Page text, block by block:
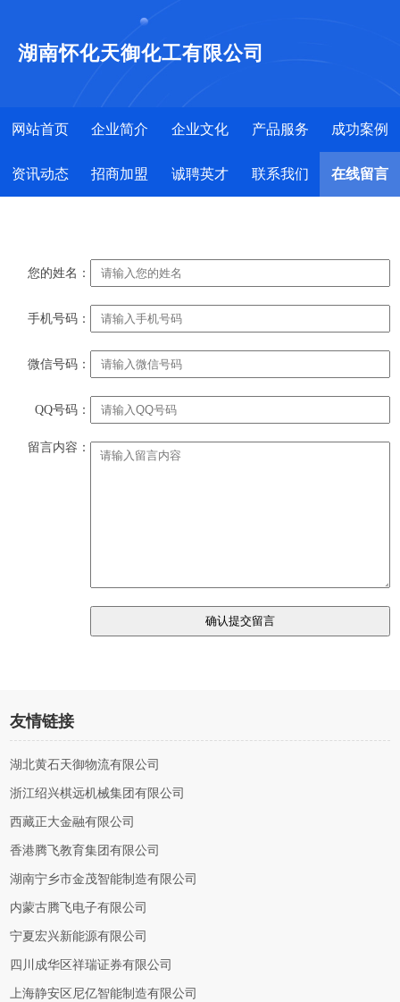
湖南怀化天御化工有限公司
网站首页 企业简介 企业文化 产品服务 成功案例
资讯动态 招商加盟 诚聘英才 联系我们 在线留言
您的姓名：
手机号码：
微信号码：
QQ号码：
留言内容：
友情链接
湖北黄石天御物流有限公司
浙江绍兴棋远机械集团有限公司
西藏正大金融有限公司
香港腾飞教育集团有限公司
湖南宁乡市金茂智能制造有限公司
内蒙古腾飞电子有限公司
宁夏宏兴新能源有限公司
四川成华区祥瑞证券有限公司
上海静安区尼亿智能制造有限公司